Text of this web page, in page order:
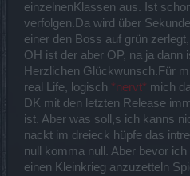
einzelnenKlassen aus. Ist
verfolgen.Da wird über
einer den Boss auf grün
OH ist der aber OP, na ja dann
Herzlichen Glückwunsch.Für
real Life, logisch *nervt* mich
DK mit den letzten Release
ist. Aber was soll,s ich kanns
nackt im dreieck hüpfe das
null komma null. Aber bevor
einen Kleinkrieg anzuzetteln